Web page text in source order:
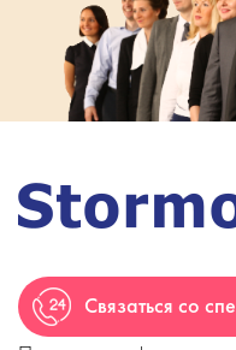
Связаться со